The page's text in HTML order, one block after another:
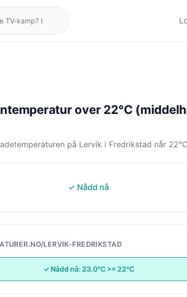
over 22°C
på Lervik i Fredrikstad når
✓ Nådd nå
LERVIK-FREDRIKSTAD
✓ Nådd nå: 23.0°C >= 22°C